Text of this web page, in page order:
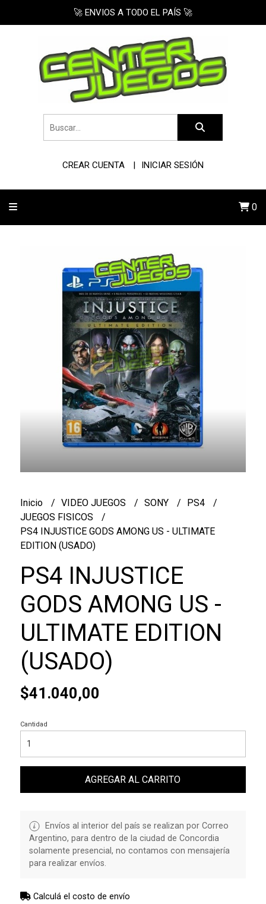
🚀 ENVIOS A TODO EL PAÍS 🚀
CREAR CUENTA INICIAR SESIÓN
0
Inicio VIDEO JUEGOS SONY
PS4
JUEGOS FISICOS
PS4 INJUSTICE GODS AMONG US - ULTIMATE
EDITION (USADO)
PS4 INJUSTICE
GODS AMONG US -
ULTIMATE EDITION
(USADO)
$41.040,00
Cantidad
AGREGAR AL CARRITO
Envíos al interior del país se realizan por Correo
Argentino, para dentro de la ciudad de Concordia
solamente presencial, no contamos con mensajería
para realizar envíos.
Calculá el costo de envío